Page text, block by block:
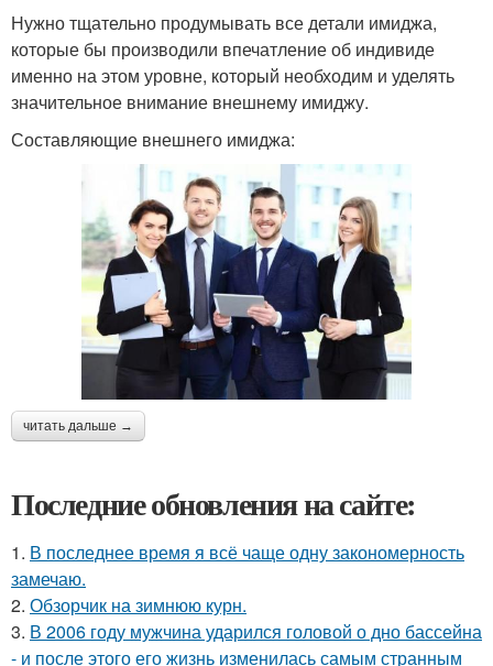
Нужно тщательно продумывать все детали имиджа,
которые бы производили впечатление об индивиде
именно на этом уровне, который необходим и уделять
значительное внимание внешнему имиджу.
Составляющие внешнего имиджа:
читать дальше →
Последние обновления на сайте:
1. В последнее время я всё чаще одну закономерность
замечаю.
2. Обзорчик на зимнюю курн.
3. В 2006 году мужчина ударился головой о дно бассейна
- и после этого его жизнь изменилась самым странным